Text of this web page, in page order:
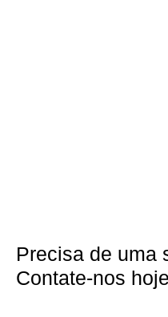
Precisa de uma
Contate-nos